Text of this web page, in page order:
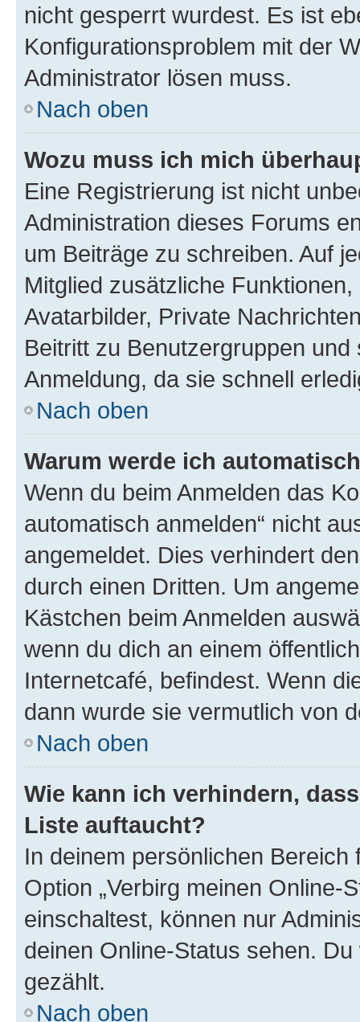
nicht gesperrt wurdest. Es ist
Konfigurationsproblem mit der
Administrator lösen muss.
Nach oben
Wozu muss ich mich
Eine Registrierung ist nicht
Administration dieses Forums
um Beiträge zu schreiben. Auf
Mitglied zusätzliche
Avatarbilder, Private
Beitritt zu Benutzergruppen
Anmeldung, da sie schnell
Nach oben
Warum werde ich
Wenn du beim Anmelden das
automatisch anmelden“ nicht
angemeldet. Dies verhindert
durch einen Dritten. Um
Kästchen beim Anmelden
wenn du dich an einem
Internetcafé, befindest. Wenn
dann wurde sie vermutlich von
Nach oben
Wie kann ich verhindern,
Liste auftaucht?
In deinem persönlichen
Option „Verbirg meinen Online-
einschaltest, können nur
deinen Online-Status sehen.
gezählt.
Nach oben